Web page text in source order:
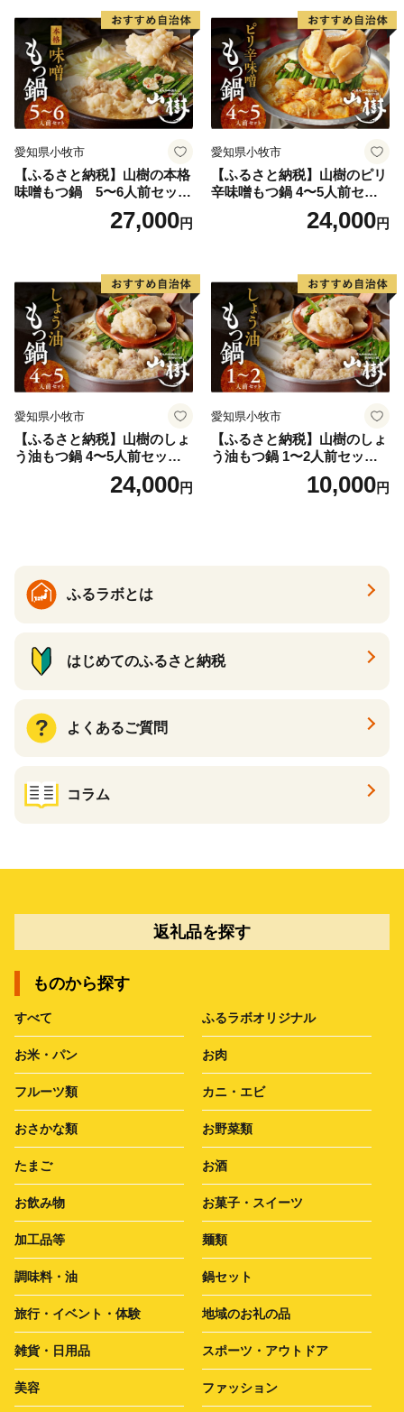
時間
時間
愛知県小牧市
【ふるさと納税】山樹の本格
味噌もつ鍋 5〜6人前セット
山樹 国産 牛もつ ホルモン モ
ツ オンライン飲み会 ホーム
間
27,000円
愛知県小牧市
【ふるさと納税】山樹のピリ
辛味噌もつ鍋 4〜5人前セッ
ト 山樹 国産 牛もつ ホルモン
モツ オンライン飲み会 ホー
時間
24,000円
愛知県小牧市
【ふるさと納税】山樹のしょ
う油もつ鍋 4〜5人前セット
山樹 国産 牛もつ ホルモン モ
ツ オンライン飲み会 ホーム
24,000円
愛知県小牧市
【ふるさと納税】山樹のしょ
う油もつ鍋 1〜2人前セット
山樹 国産 牛もつ ホルモン モ
ツ オンライン飲み会 ホーム
10,000円
ふるラボとは
はじめてのふるさと納税
よくあるご質問
コラム
返礼品を探す
ものから探す
すべて ふるラボオリジナル
お米・パン お肉
フルーツ類 カニ・エビ
おさかな類 お野菜類
たまご お酒
お飲み物 お菓子・スイーツ
加工品等 麺類
調味料・油 鍋セット
旅行・イベント・体験 地域のお礼の品
雑貨・日用品 スポーツ・アウトドア
美容 ファッション